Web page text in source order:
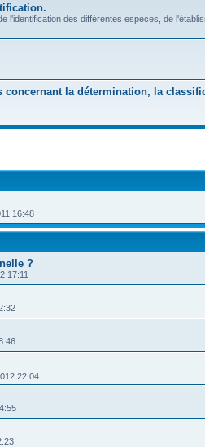
l'identification des différentes espèces, de
la détermination, la
16:48
?
17:11
22:04